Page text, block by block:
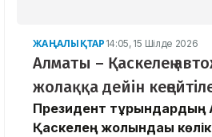
ЖАҢАЛЫҚТАР 14:05, 15 Шілде 2026
Алматы – Қаскелең
жолаққа дейін
Президент тұрғындардың
Қаскелең жолындағы көлік